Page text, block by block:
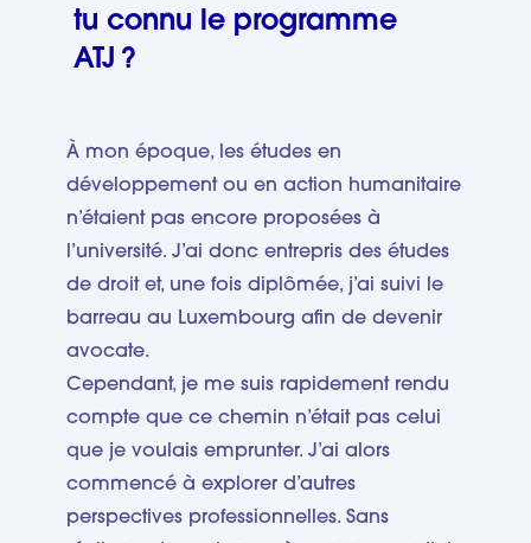
tu connu le programme
ATJ ?
À mon époque, les études en
développement ou en action humanitaire
n’étaient pas encore proposées à
l’université. J’ai donc entrepris des études
de droit et, une fois diplômée, j’ai suivi le
barreau au Luxembourg afin de devenir
avocate.
Cependant, je me suis rapidement rendu
compte que ce chemin n’était pas celui
que je voulais emprunter. J’ai alors
commencé à explorer d’autres
perspectives professionnelles. Sans